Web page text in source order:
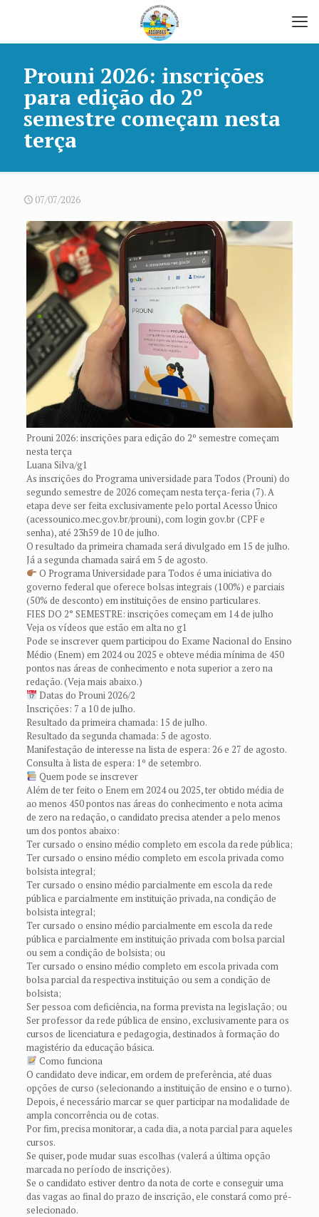
Prouni 2026: inscrições
para edição do 2º
semestre começam nesta
terça
07/07/2026
Prouni 2026: inscrições para edição do 2º semestre começam
nesta terça
Luana Silva/g1
As inscrições do Programa universidade para Todos (Prouni) do
segundo semestre de 2026 começam nesta terça-feria (7). A
etapa deve ser feita exclusivamente pelo portal Acesso Único
(acessounico.mec.gov.br/prouni), com login gov.br (CPF e
senha), até 23h59 de 10 de julho.
O resultado da primeira chamada será divulgado em 15 de julho.
Já a segunda chamada sairá em 5 de agosto.
O Programa Universidade para Todos é uma iniciativa do
governo federal que oferece bolsas integrais (100%) e parciais
(50% de desconto) em instituições de ensino particulares.
FIES DO 2° SEMESTRE: inscrições começam em 14 de julho
Veja os vídeos que estão em alta no g1
Pode se inscrever quem participou do Exame Nacional do Ensino
Médio (Enem) em 2024 ou 2025 e obteve média mínima de 450
pontos nas áreas de conhecimento e nota superior a zero na
redação. (Veja mais abaixo.)
Datas do Prouni 2026/2
Inscrições: 7 a 10 de julho.
Resultado da primeira chamada: 15 de julho.
Resultado da segunda chamada: 5 de agosto.
Manifestação de interesse na lista de espera: 26 e 27 de agosto.
Consulta à lista de espera: 1º de setembro.
Quem pode se inscrever
Além de ter feito o Enem em 2024 ou 2025, ter obtido média de
ao menos 450 pontos nas áreas do conhecimento e nota acima
de zero na redação, o candidato precisa atender a pelo menos
um dos pontos abaixo:
Ter cursado o ensino médio completo em escola da rede pública;
Ter cursado o ensino médio completo em escola privada como
bolsista integral;
Ter cursado o ensino médio parcialmente em escola da rede
pública e parcialmente em instituição privada, na condição de
bolsista integral;
Ter cursado o ensino médio parcialmente em escola da rede
pública e parcialmente em instituição privada com bolsa parcial
ou sem a condição de bolsista; ou
Ter cursado o ensino médio completo em escola privada com
bolsa parcial da respectiva instituição ou sem a condição de
bolsista;
Ser pessoa com deficiência, na forma prevista na legislação; ou
Ser professor da rede pública de ensino, exclusivamente para os
cursos de licenciatura e pedagogia, destinados à formação do
magistério da educação básica.
Como funciona
O candidato deve indicar, em ordem de preferência, até duas
opções de curso (selecionando a instituição de ensino e o turno).
Depois, é necessário marcar se quer participar na modalidade de
ampla concorrência ou de cotas.
Por fim, precisa monitorar, a cada dia, a nota parcial para aqueles
cursos.
Se quiser, pode mudar suas escolhas (valerá a última opção
marcada no período de inscrições).
Se o candidato estiver dentro da nota de corte e conseguir uma
das vagas ao final do prazo de inscrição, ele constará como pré-
selecionado.